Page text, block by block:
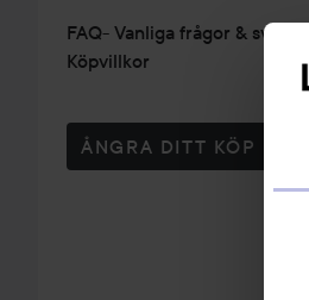
FAQ- Vanliga frågor & svar
Köpvillkor
ÅNGRA DITT KÖP